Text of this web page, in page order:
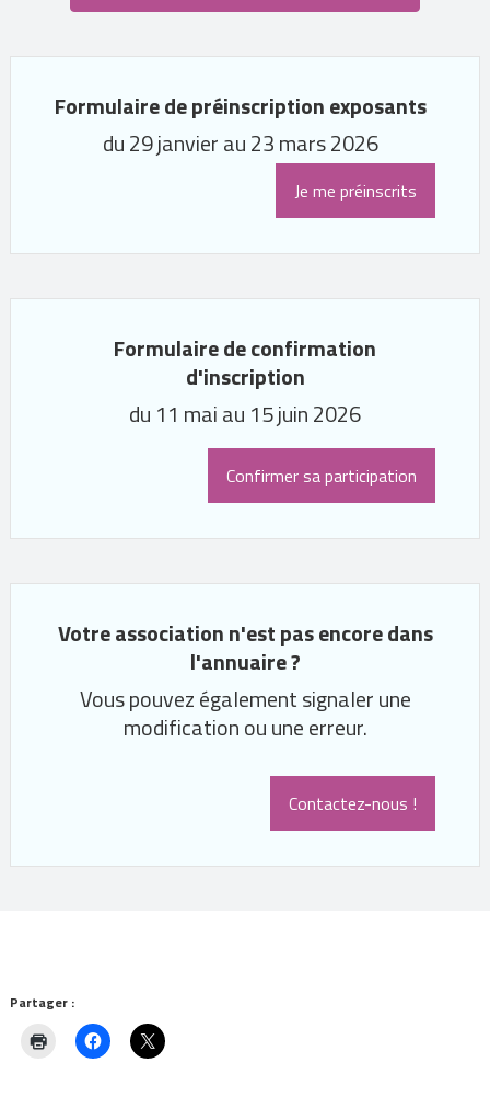
Formulaire de préinscription exposants
du 29 janvier au 23 mars 2026
Je me préinscrits
Formulaire de confirmation
d'inscription
du 11 mai au 15 juin 2026
Confirmer sa participation
Votre association n'est pas encore dans
l'annuaire ?
Vous pouvez également signaler une
modification ou une erreur.
Contactez-nous !
Partager :